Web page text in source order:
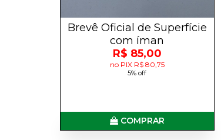
Brevê Oficial de Superfície
com íman
R$ 85,00
no PIX R$ 80,75
5% off
COMPRAR